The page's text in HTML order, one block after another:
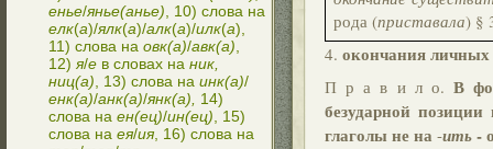
енье/янье(анье) , 10) слова на
елк(а)/ялк(а)/алк(а)/илк(а),
11) слова на овк(а)/авк(а)
12) я/е в словах на ник,
ниц(а) , 13) слова на инк(а)/
енк(а)/анк(а)/янк(а),
14)
слова на ен(ец)/ин(ец) , 15)
слова на ея/ия , 16) слова на
рода (приставала) §
4. окончания личных
П р а в и л о. В
безударной
глаголы не на -ить-